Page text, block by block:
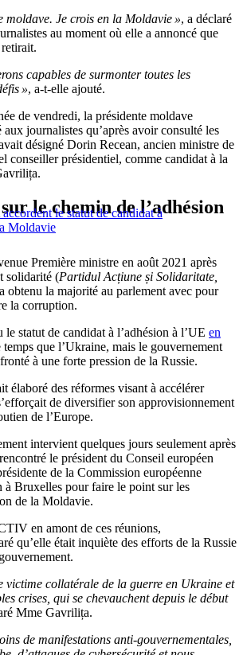
moldave. Je crois en la Moldavie », a déclaré
au moment où elle a annoncé que
capables de surmonter toutes les
», a-t-elle ajouté.
de vendredi, la présidente moldave
journalistes qu’après avoir consulté les
désigné Dorin Recean, ancien ministre de
conseiller présidentiel, comme candidat à la
le statut de candidat à
Moldavie
le chemin de l’adhésion
Première ministre en août 2021 après
solidarité (Partidul Acțiune și Solidaritate,
obtenu la majorité au parlement avec pour
la corruption.
statut de candidat à l’adhésion à l’UE en
temps que l’Ukraine, mais le gouvernement
à une forte pression de la Russie.
élaboré des réformes visant à accélérer
de diversifier son approvisionnement
de l’Europe.
intervient quelques jours seulement après
le président du Conseil européen
de la Commission européenne
Bruxelles pour faire le point sur les
de la Moldavie.
en amont de ces réunions,
qu’elle était inquiète des efforts de la Russie
victime collatérale de la guerre en Ukraine et
crises, qui se chevauchent depuis le début
Mme Gavrilița.
de manifestations anti-gouvernementales,